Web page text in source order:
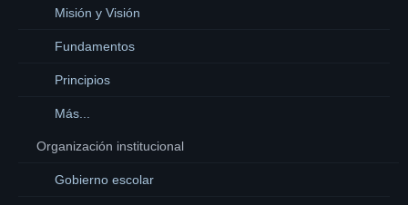
Misión y Visión
Fundamentos
Principios
Más...
Organización institucional
Gobierno escolar